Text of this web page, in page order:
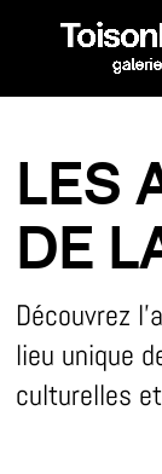
LES
DE
Découvrez
lieu unique
culturelles